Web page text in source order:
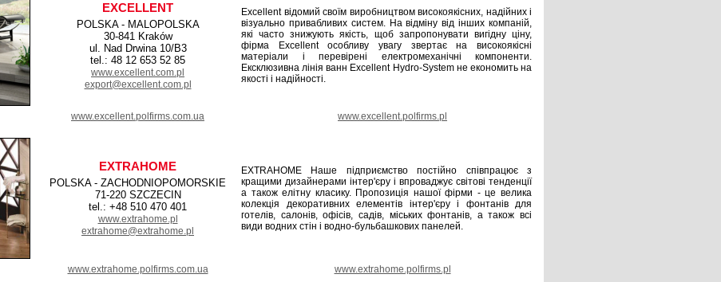
EXCELLENT
POLSKA - MALOPOLSKA
30-841 Kraków
ul. Nad Drwina 10/B3
tel.: 48 12 653 52 85
www.excellent.com.pl
export@excellent.com.pl
Excellent відомий своїм виробництвом високоякісних, надійних і
візуально привабливих систем. На відміну від інших компаній,
які часто знижують якість, щоб запропонувати вигідну ціну,
фірма Excellent особливу увагу звертає на високоякісні
матеріали і перевірені електромеханічні компоненти.
Ексклюзивна лінія ванн Excellent Hydro-System не економить на
якості і надійності.
www.excellent.polfirms.com.ua www.excellent.polfirms.pl
EXTRAHOME
POLSKA - ZACHODNIOPOMORSKIE
71-220 SZCZECIN
tel.: +48 510 470 401
www.extrahome.pl
extrahome@extrahome.pl
EXTRAHOME Наше підприємство постійно співпрацює з
кращими дизайнерами інтер'єру і впроваджує світові тенденції
а також елітну класику. Пропозиція нашої фірми - це велика
колекція декоративних елементів інтер'єру і фонтанів для
готелів, салонів, офісів, садів, міських фонтанів, а також всі
види водних стін і водно-бульбашкових панелей.
www.extrahome.polfirms.com.ua www.extrahome.polfirms.pl